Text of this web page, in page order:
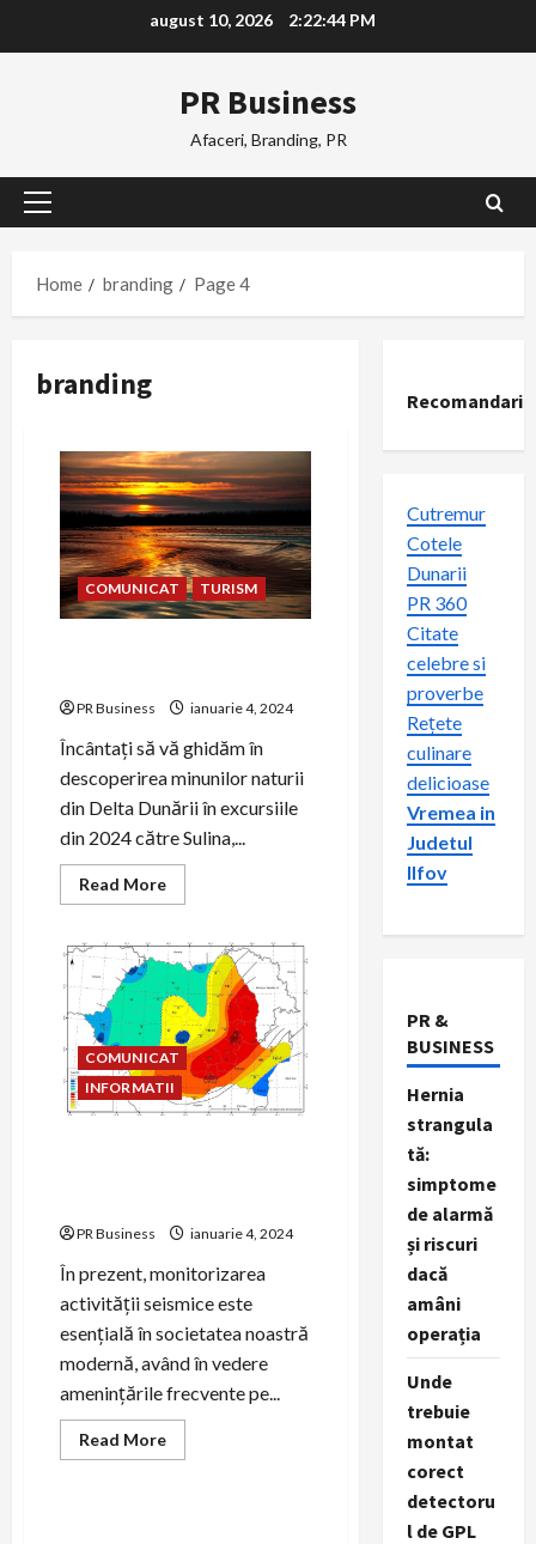
august 10, 2026 2:22:45 PM
PR Business
Afaceri, Branding, PR
Primary
Home
branding Page 4
branding
COMUNICAT TURISM
PR Business ianuarie 4, 2024
Încântați să vă ghidăm în
descoperirea minunilor naturii
din Delta Dunării în excursiile
din 2024 către Sulina,...
Read MoreRead
more
Delta
Dunării
2024:
Sulina,
Letea
și
Mila
23
COMUNICAT
INFORMATII
PR Business ianuarie 4, 2024
În prezent, monitorizarea
activității seismice este
esențială în societatea noastră
modernă, având în vedere
amenințările frecvente pe...
Read MoreRead
more
COMUNICAT
Recomandari
Cutremur
Cotele
Dunarii
PR 360
Citate
celebre si
proverbe
Rețete
culinare
delicioase
Vremea in
Judetul
Ilfov
PR &
BUSINESS
Hernia
strangula
tă:
simptome
de alarmă
și riscuri
dacă
amâni
operația
Unde
trebuie
montat
corect
detectoru
l de GPL